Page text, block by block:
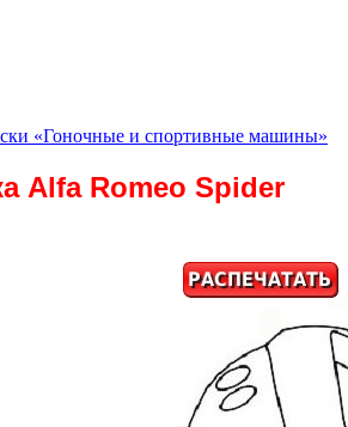
«Гоночные и спортивные машины»
Alfa Romeo Spider